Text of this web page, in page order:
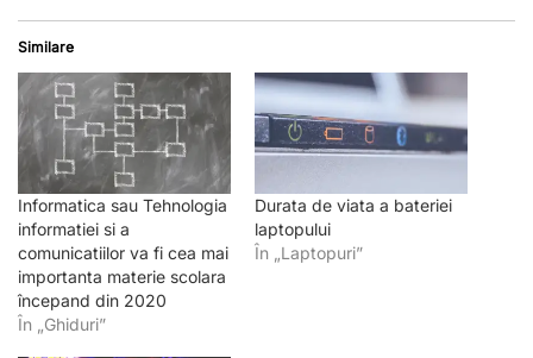
Similare
Informatica sau Tehnologia
informatiei si a
comunicatiilor va fi cea mai
importanta materie scolara
începand din 2020
În „Ghiduri”
Durata de viata a bateriei
laptopului
În „Laptopuri”